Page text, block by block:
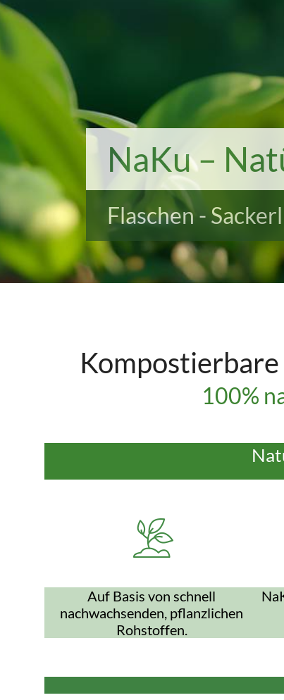
NaKu –
Flaschen -
100%
Auf Basis von schnell
nachwachsenden, pflanzlichen
Rohstoffen.